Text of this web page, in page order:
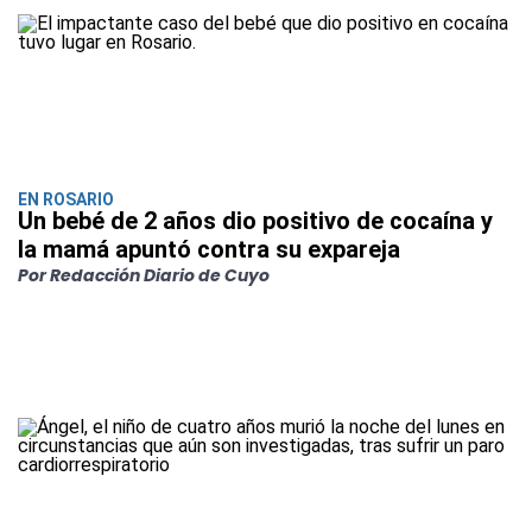
EN ROSARIO
Un bebé de 2 años dio positivo de cocaína y
la mamá apuntó contra su expareja
Por Redacción Diario de Cuyo